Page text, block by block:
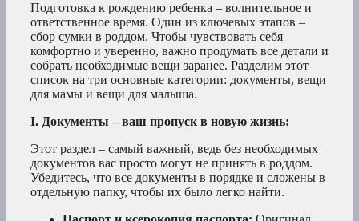
Подготовка к рождению ребенка – волнительное и
ответственное время. Один из ключевых этапов –
сбор сумки в роддом. Чтобы чувствовать себя
комфортно и уверенно, важно продумать все детали и
собрать необходимые вещи заранее. Разделим этот
список на три основные категории: документы, вещи
для мамы и вещи для малыша.
I. Документы – ваш пропуск в новую жизнь:
Этот раздел – самый важный, ведь без необходимых
документов вас просто могут не принять в роддом.
Убедитесь, что все документы в порядке и сложены в
отдельную папку, чтобы их было легко найти.